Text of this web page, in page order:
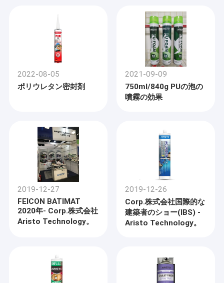
2022-08-05
ポリウレタン密封剤
2021-09-09
750ml/840g PUの泡の
噴霧の効果
2019-12-27
FEICON BATIMAT
2020年- Corp.株式会社
Aristo Technology。
2019-12-26
Corp.株式会社国際的な
建築者のショー(IBS) -
Aristo Technology。